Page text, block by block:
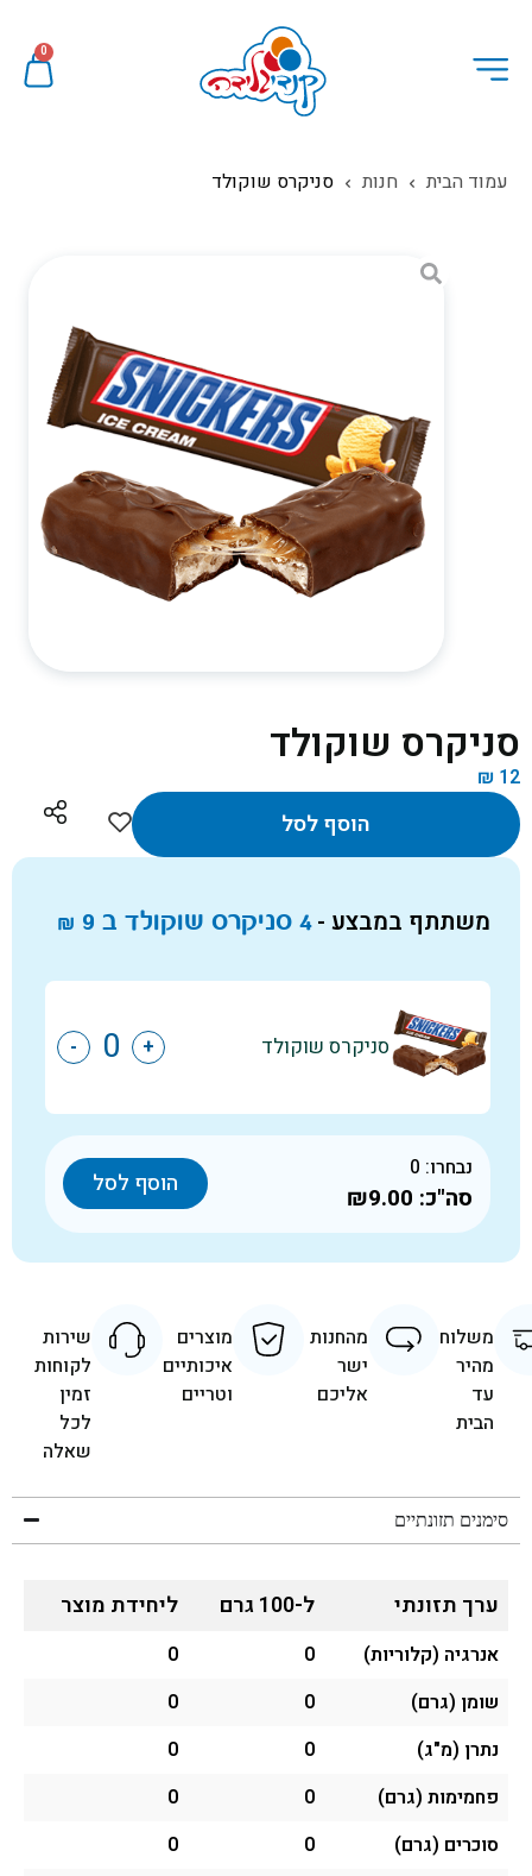
0
עמוד הבית חנות סניקרס שוקולד
סניקרס שוקולד
₪ 12
הוסף לסל
משתתף במבצע -4 סניקרס שוקולד ב ₪ 9
סניקרס שוקולד +
-
נבחרו: 0
סה"כ: ₪9.00 הוסף לסל
משלוח
מהיר
עד
הבית
מהחנות
ישר
אליכם
מוצרים
איכותיים
וטריים
שירות
לקוחות
זמין
לכל
שאלה
סימנים תזונתיים
ערך תזונתי ל-100 גרם ליחידת מוצר
אנרגיה (קלוריות) 0
0
שומן (גרם)
0
0
נתרן (מ"ג)
0
0
פחמימות (גרם)
0
0
סוכרים (גרם)
0
0